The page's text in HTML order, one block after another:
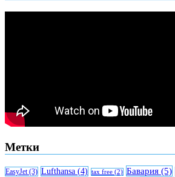
Метки
EasyJet(3) Lufthansa (4) tax free (2) Бавария (5)